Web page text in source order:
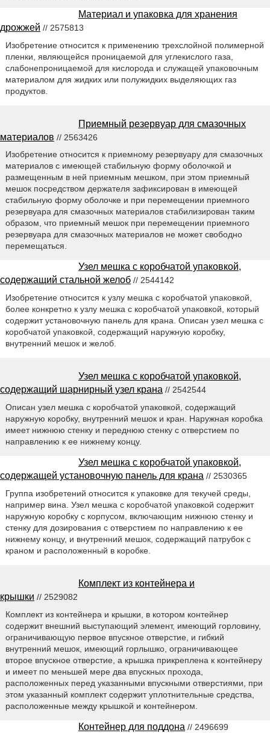
Материал и упаковка для хранения
дрожжей // 2575813
Изобретение относится к применению трехслойной полимерной
пленки, являющейся проницаемой для углекислого газа,
слабонепроницаемой для кислорода и служащей упаковочным
материалом для жидких или полужидких выделяющих газ
продуктов.
Приемный резервуар для смазочных
материалов // 2563426
Изобретение относится к приемному резервуару для смазочных
материалов с имеющей стабильную форму оболочкой и
размещенным в ней приемным мешком, при этом приемный
мешок посредством держателя зафиксирован в имеющей
стабильную форму оболочке и при перемещении приемного
резервуара для смазочных материалов стабилизирован таким
образом, что приемный мешок при перемещении приемного
резервуара для смазочных материалов не может свободно
перемещаться.
Узел мешка с коробчатой упаковкой,
содержащий стальной желоб // 2544142
Изобретение относится к узлу мешка с коробчатой упаковкой,
более конкретно к узлу мешка с коробчатой упаковкой, который
содержит установочную панель для крана. Описан узел мешка с
коробчатой упаковкой, содержащий наружную коробку,
внутренний мешок и желоб.
Узел мешка с коробчатой упаковкой,
содержащий шарнирный узел крана // 2542544
Описан узел мешка с коробчатой упаковкой, содержащий
наружную коробку, внутренний мешок и кран. Наружная коробка
имеет нижнюю стенку и переднюю стенку с отверстием по
направлению к ее нижнему концу.
Узел мешка с коробчатой упаковкой,
содержащей установочную панель для крана // 2530365
Группа изобретений относится к упаковке для текучей среды,
например вина. Узел мешка с коробчатой упаковкой содержит
наружную коробку с корпусом, включающим нижнюю стенку и
стенку для дозирования с отверстием по направлению к ее
нижнему концу, и внутренний мешок, содержащий патрубок с
краном и расположенный в коробке.
Комплект из контейнера и
крышки // 2529082
Комплект из контейнера и крышки, в котором контейнер
содержит внешний выступающий элемент, имеющий горловину,
ограничивающую первое впускное отверстие, и гибкий
внутренний мешок, имеющий горлышко, ограничивающее
второе впускное отверстие, а крышка прикреплена к контейнеру
и имеет по меньшей мере два впускных прохода,
расположенных перед указанными впускными отверстиями, при
этом указанный комплект содержит уплотнительные средства,
расположенные между крышкой и контейнером.
Контейнер для поддона // 2496699